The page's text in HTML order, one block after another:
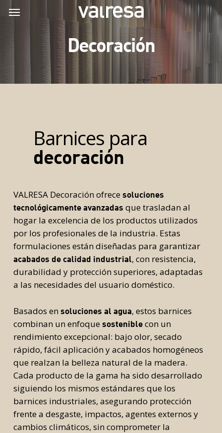
content
Menu
Decoración
Barnices para
decoración
VALRESA Decoración ofrecesoluciones
tecnológicamente avanzadas que trasladan al
hogar la excelencia de los productos utilizados
por los profesionales de la industria. Estas
formulaciones están diseñadas para garantizar
acabados de calidad industrial, con resistencia,
durabilidad y protección superiores, adaptadas
a las necesidades del usuario doméstico.
Basados ensoluciones al agua, estos barnices
combinan un enfoquesosteniblecon un
rendimiento excepcional: bajo olor, secado
rápido, fácil aplicación y acabados homogéneos
que realzan la belleza natural de la madera.
Cada producto de la gama ha sido desarrollado
siguiendo los mismos estándares que los
barnices industriales, asegurando protección
frente a desgaste, impactos, agentes externos y
cambios climáticos, sin comprometer la